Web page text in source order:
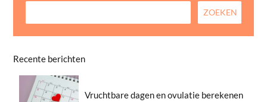
Recente berichten
Vruchtbare dagen en ovulatie berekenen